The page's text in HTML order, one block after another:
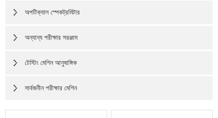
অপটিক্যাল স্পেকট্রমিটার
অন্যান্য পরীক্ষার সরঞ্জাম
টেস্টিং মেশিন আনুষাঙ্গিক
সার্বজনীন পরীক্ষার মেশিন